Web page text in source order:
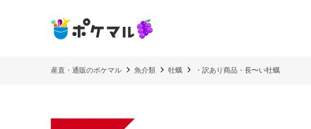
産直・通販のポケマル 魚介類 牡蠣 ・訳あり商品・長〜い牡蠣